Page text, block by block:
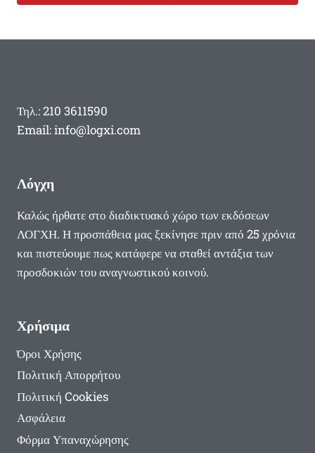
Τηλ.: 210 3611590
Email: info@logxi.com
Λόγχη
Καλώς ήρθατε στο διαδικτυακό χώρο των εκδόσεων
ΛΟΓΧΗ. Η προσπάθεια μας ξεκίνησε πριν από 25 χρόνια
και πιστεύουμε πως κατάφερε να σταθεί αντάξια των
προσδοκιών του αναγνωστικού κοινού.
Χρήσιμα
Όροι Χρήσης
Πολιτική Απορρήτου
Πολιτική Cookies
Ασφάλεια
Φόρμα Υπαναχώρησης